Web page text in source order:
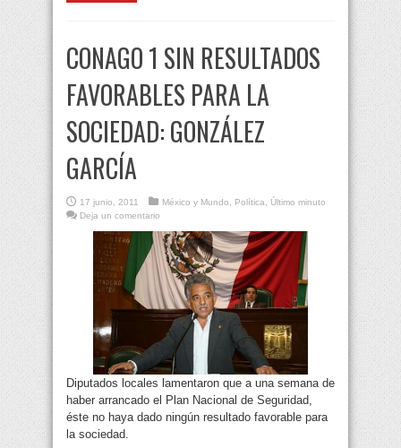
CONAGO 1 SIN RESULTADOS
FAVORABLES PARA LA
SOCIEDAD: GONZÁLEZ
GARCÍA
17 junio, 2011 México y Mundo Política
Último minuto
Deja un comentario
Diputados locales lamentaron que a una semana de
haber arrancado el Plan Nacional de Seguridad,
éste no haya dado ningún resultado favorable para
la sociedad.